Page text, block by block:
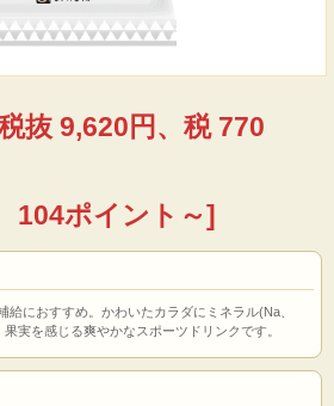
抜 9,620円、税 770
ポイント～]
給におすすめ。かわいたカラダにミネラル(Na、
実を感じる爽やかなスポーツドリンクです。